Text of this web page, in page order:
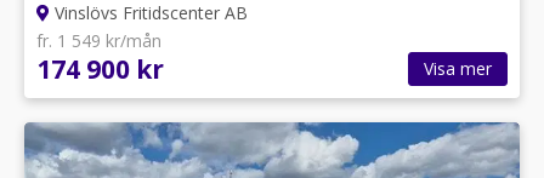
Vinslövs Fritidscenter AB
fr. 1 549 kr/mån
174 900 kr Visa mer